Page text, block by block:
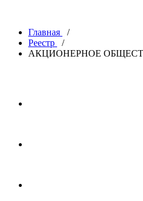
Главная
/
Реестр
/
АКЦИОНЕРНОЕ